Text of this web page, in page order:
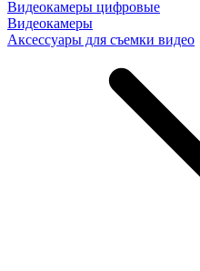
Видеокамеры цифровые
Видеокамеры
Аксессуары для съемки видео